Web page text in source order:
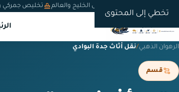
تخطي إلى المحتوى
شحن دولي من السعودية إلى الخليج والعالم تخليص جمركي
الرهوان الذهبي/نقل أثاث جدة البوادي
قسم